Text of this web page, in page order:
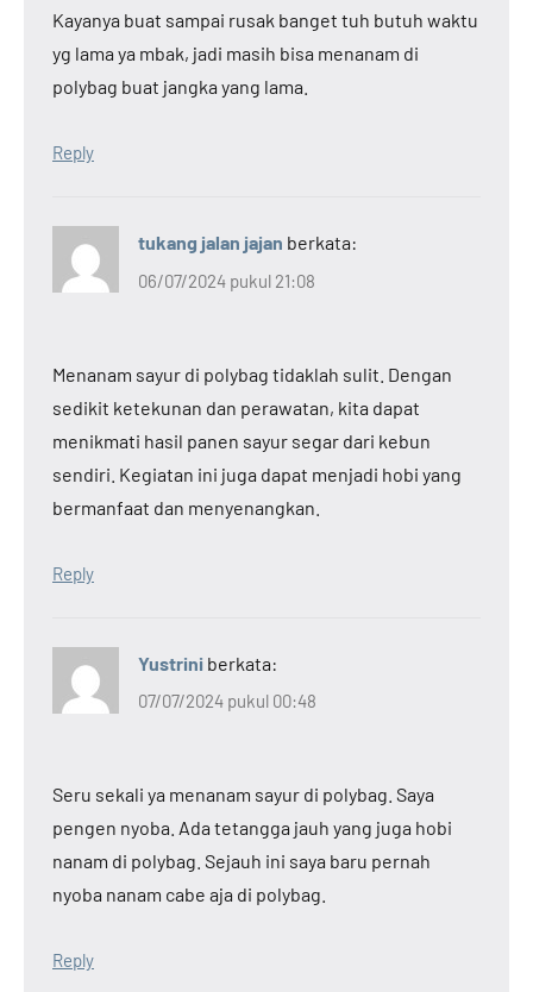
Kayanya buat sampai rusak banget tuh butuh waktu
yg lama ya mbak, jadi masih bisa menanam di
polybag buat jangka yang lama.
Reply
tukang jalan jajan berkata:
06/07/2024 pukul 21:08
Menanam sayur di polybag tidaklah sulit. Dengan
sedikit ketekunan dan perawatan, kita dapat
menikmati hasil panen sayur segar dari kebun
sendiri. Kegiatan ini juga dapat menjadi hobi yang
bermanfaat dan menyenangkan.
Reply
Yustrini berkata:
07/07/2024 pukul 00:48
Seru sekali ya menanam sayur di polybag. Saya
pengen nyoba. Ada tetangga jauh yang juga hobi
nanam di polybag. Sejauh ini saya baru pernah
nyoba nanam cabe aja di polybag.
Reply